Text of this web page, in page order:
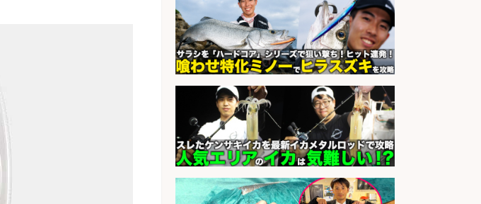
レジカウンター/夕方勤務で時給UP
お釣りの計算不要の簡単レジ1日2時
間
会社名 オーケー株式会社
sponsored by 求人ボックス
さらに求人情報を見る